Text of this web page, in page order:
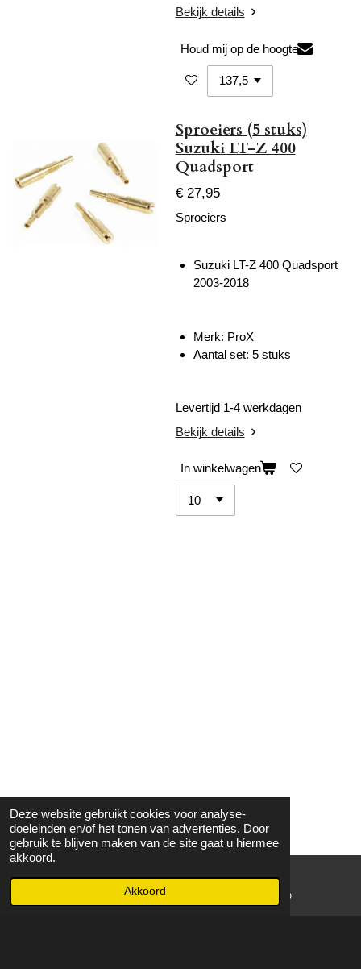
Deze website gebruikt cookies voor analyse-
doeleinden en/of het tonen van advertenties. Door
gebruik te blijven maken van de site gaat u hiermee
akkoord.
Akkoord
Bekijk details
Houd mij op de hoogte
Sproeiers (5 stuks)
Suzuki LT-Z 400
Quadsport
€ 27,95
Sproeiers
Suzuki LT-Z 400 Quadsport
2003-2018
Merk: ProX
Aantal set: 5 stuks
Levertijd 1-4 werkdagen
Bekijk details
In winkelwagen
WhatsApp